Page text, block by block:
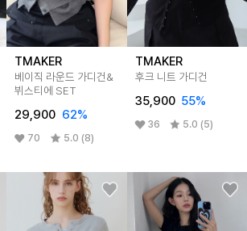
TMAKER
베이직 라운드 가디건&
뷔스티에 SET
29,900 62%
70 5.0 (8)
TMAKER
후크 니트 가디건
35,900 55%
36 5.0 (5)